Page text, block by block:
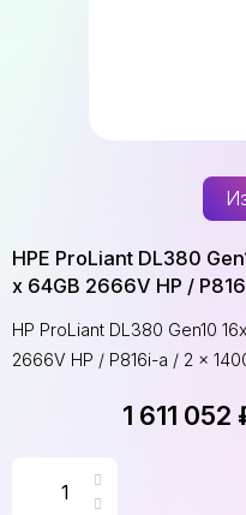
HPE ProLiant DL380
x 64GB 2666V HP /
HP ProLiant DL380 Gen10
2666V HP / P816i-a / 2 x
1 611